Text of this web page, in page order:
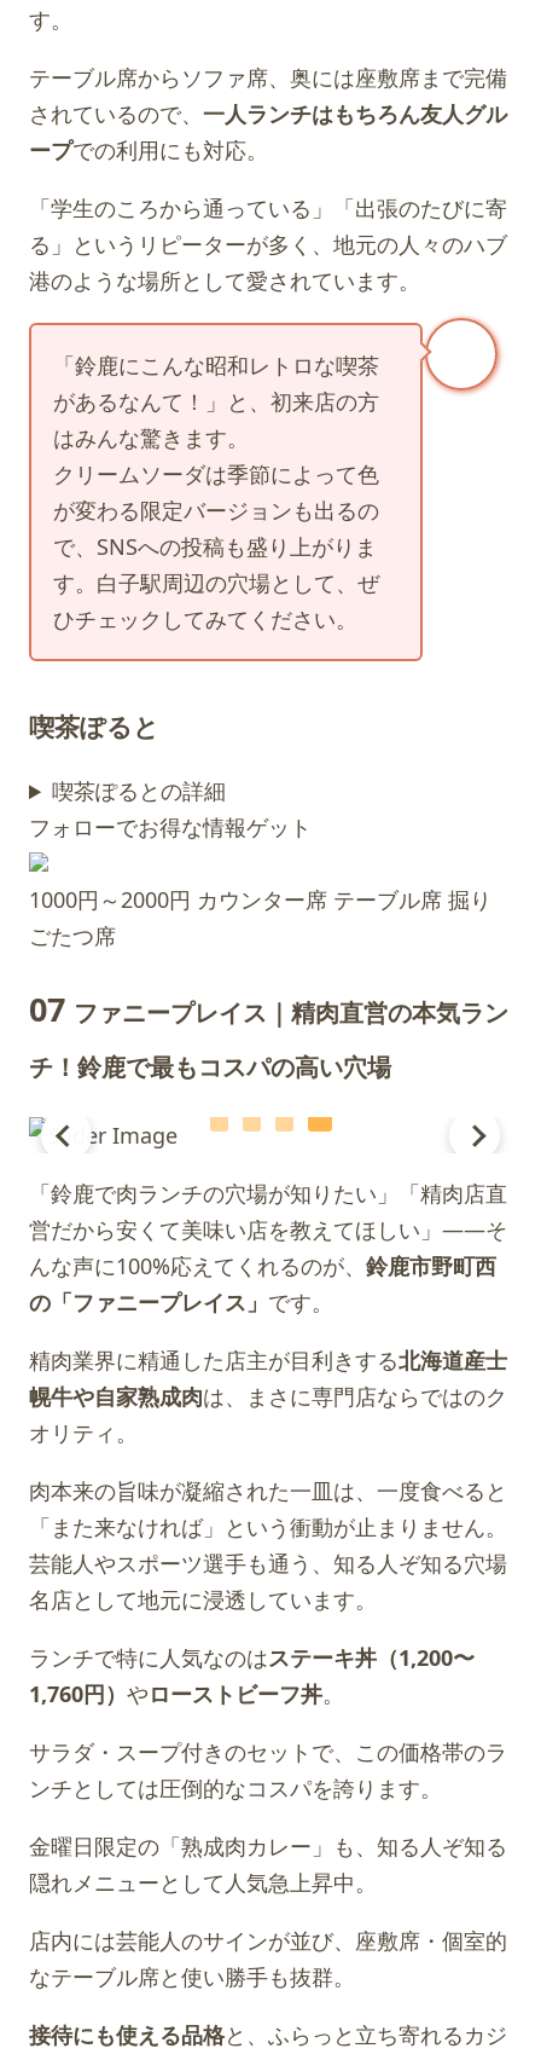
す。
テーブル席からソファ席、奥には座敷席まで完備
されているので、 一人ランチはもちろん友人グル
ープでの利用にも対応。
「学生のころから通っている」「出張のたびに寄
る」というリピーターが多く、地元の人々のハブ
港のような場所として愛されています。
「鈴鹿にこんな昭和レトロな喫茶
があるなんて！」と、初来店の方
はみんな驚きます。
クリームソーダは季節によって色
が変わる限定バージョンも出るの
で、SNSへの投稿も盛り上がりま
す。白子駅周辺の穴場として、ぜ
ひチェックしてみてください。
喫茶ぽると
喫茶ぽるとの詳細
フォローでお得な情報ゲット
1000円～2000円 カウンター席 テーブル席 掘り
ごたつ席
07 ファニープレイス｜精肉直営の本気ラン
チ！鈴鹿で最もコスパの高い穴場
「鈴鹿で肉ランチの穴場が知りたい」「精肉店直
営だから安くて美味い店を教えてほしい」——そ
んな声に100%応えてくれるのが、 鈴鹿市野町西
の「ファニープレイス」 です。
精肉業界に精通した店主が目利きする北海道産士
幌牛や自家熟成肉は、まさに専門店ならではのク
オリティ。
肉本来の旨味が凝縮された一皿は、一度食べると
「また来なければ」という衝動が止まりません。
芸能人やスポーツ選手も通う、知る人ぞ知る穴場
名店として地元に浸透しています。
ランチで特に人気なのはステーキ丼（1,200〜
1,760円） やローストビーフ丼。
サラダ・スープ付きのセットで、この価格帯のラ
ンチとしては圧倒的なコスパを誇ります。
金曜日限定の「熟成肉カレー」も、知る人ぞ知る
隠れメニューとして人気急上昇中。
店内には芸能人のサインが並び、座敷席・個室的
なテーブル席と使い勝手も抜群。
接待にも使える品格と、ふらっと立ち寄れるカジ